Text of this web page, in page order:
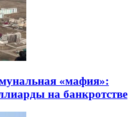
«мафия»:
на банкротстве